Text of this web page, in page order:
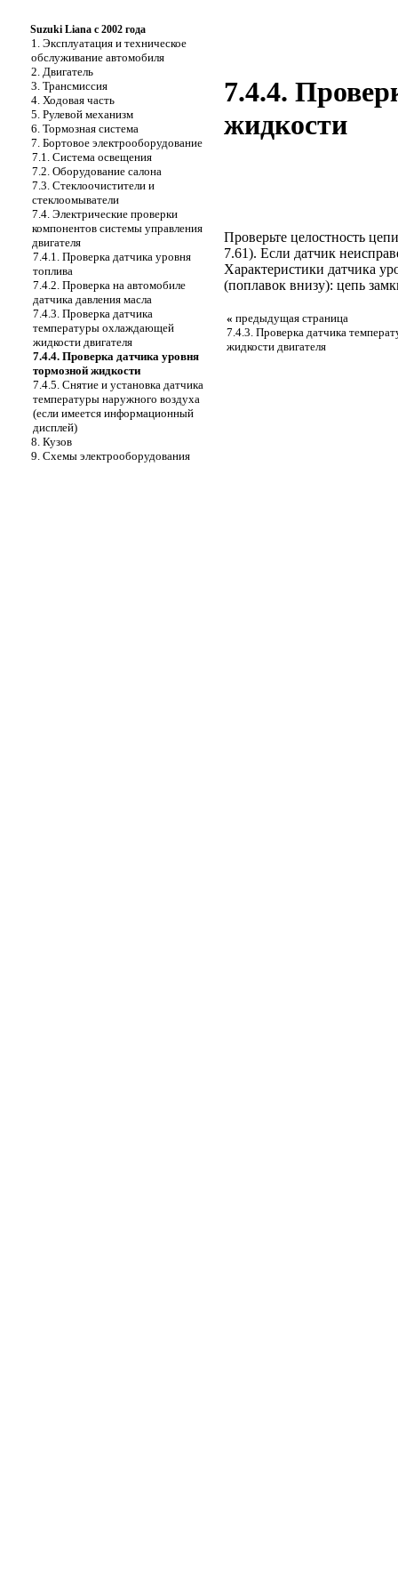
Suzuki Liana с 2002 года
1. Эксплуатация и техническое
обслуживание автомобиля
2. Двигатель
3. Трансмиссия
4. Ходовая часть
5. Рулевой механизм
6. Тормозная система
7. Бортовое электрооборудование
7.1. Система освещения
7.2. Оборудование салона
7.3. Стеклоочистители и
стеклоомыватели
7.4. Электрические проверки
компонентов системы управления
двигателя
7.4.1. Проверка датчика уровня
топлива
7.4.2. Проверка на автомобиле
датчика давления масла
7.4.3. Проверка датчика
температуры охлаждающей
жидкости двигателя
7.4.4. Проверка датчика уровня
тормозной жидкости
7.4.5. Снятие и установка датчика
температуры наружного воздуха
(если имеется информационный
дисплей)
8. Кузов
9. Схемы электрооборудования
7.4.4.
жидкости
Проверьте целостность
7.61). Если датчик
Характеристики датчика
(поплавок внизу): цепь
« предыдущая страница
7.4.3. Проверка датчика
жидкости двигателя